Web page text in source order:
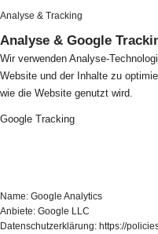
Analyse & Tracking
Analyse & Google
Wir verwenden Analyse-
Website und der Inhalte zu
wie die Website genutzt wird.
Google Tracking
Name: Google Analytics
Anbiete: Google LLC
Datenschutzerklärung: https://